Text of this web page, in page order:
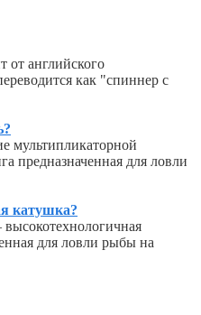
от английского
как "спиннер с
мультипликаторной
предназначенная для ловли
катушка?
для ловли рыбы на